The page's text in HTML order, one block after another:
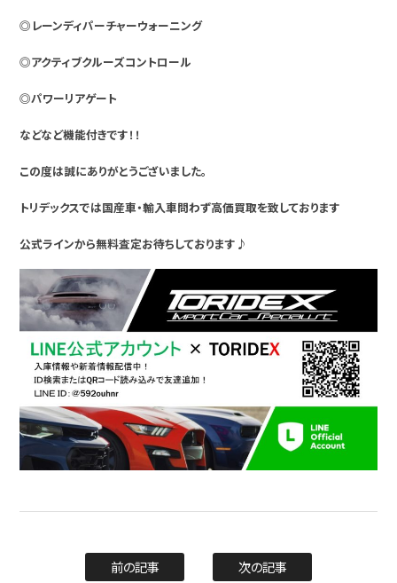
◎レーンディパーチャーウォーニング
◎アクティブクルーズコントロール
◎パワーリアゲート
などなど機能付きです！！
この度は誠にありがとうございました。
トリデックスでは国産車・輸入車問わず高価買取を致しております
公式ラインから無料査定お待ちしております♪
前の記事 次の記事